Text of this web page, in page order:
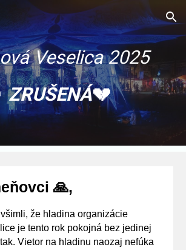
Skip to navigation
Veselica 2025
ZRUŠENÁ💔
🙏,
že hladina organizácie
je tento rok pokojná bez jedinej
Vietor na hladinu naozaj nefúka